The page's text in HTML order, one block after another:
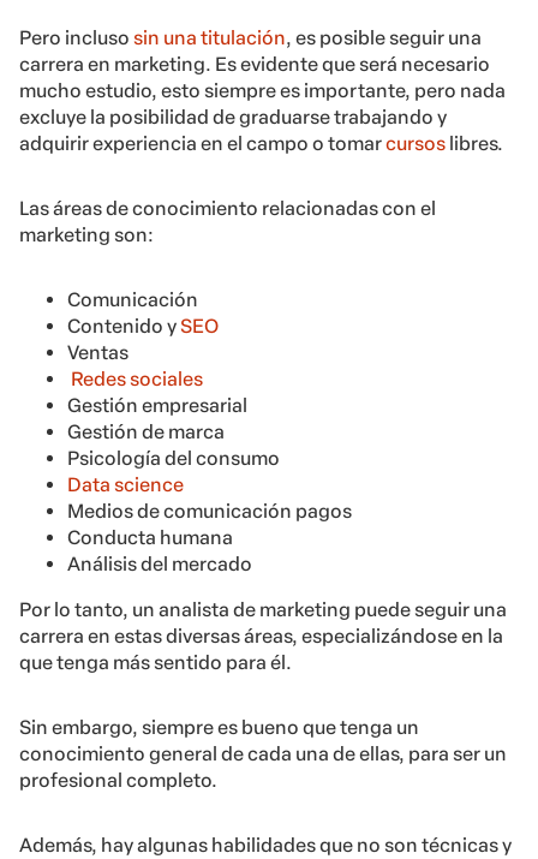
Pero incluso sin una titulación, es posible seguir una
carrera en marketing. Es evidente que será necesario
mucho estudio, esto siempre es importante, pero nada
excluye la posibilidad de graduarse trabajando y
adquirir experiencia en el campo o tomarcursos libres.
Las áreas de conocimiento relacionadas con el
marketing son:
Comunicación
Contenido ySEO
Ventas
Redes sociales
Gestión empresarial
Gestión de marca
Psicología del consumo
Data science
Medios de comunicación pagos
Conducta humana
Análisis del mercado
Por lo tanto, un analista de marketing puede seguir una
carrera en estas diversas áreas, especializándose en la
que tenga más sentido para él.
Sin embargo, siempre es bueno que tenga un
conocimiento general de cada una de ellas, para ser un
profesional completo.
Además, hay algunas habilidades que no son técnicas y